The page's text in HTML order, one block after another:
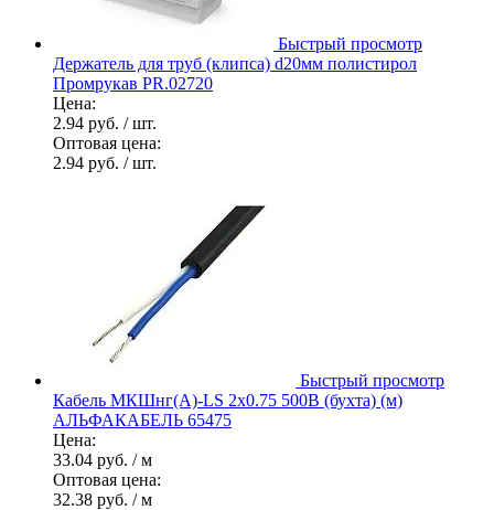
Быстрый просмотр
Держатель для труб (клипса) d20мм полистирол
Промрукав PR.02720
Цена:
2.94 руб. / шт.
Оптовая цена:
2.94 руб. / шт.
Быстрый просмотр
Кабель МКШнг(А)-LS 2х0.75 500В (бухта) (м)
АЛЬФАКАБЕЛЬ 65475
Цена:
33.04 руб. / м
Оптовая цена:
32.38 руб. / м